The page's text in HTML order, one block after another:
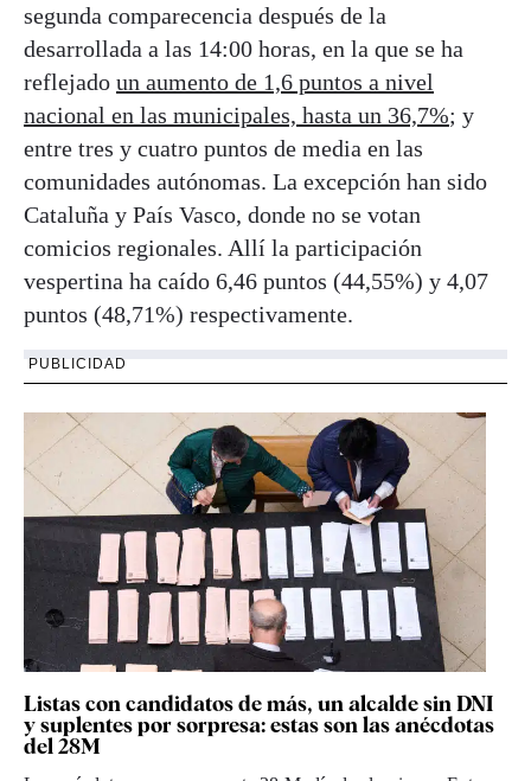
segunda comparecencia después de la
desarrollada a las 14:00 horas, en la que se ha
reflejado un aumento de 1,6 puntos a nivel
nacional en las municipales, hasta un 36,7%; y
entre tres y cuatro puntos de media en las
comunidades autónomas. La excepción han sido
Cataluña y País Vasco, donde no se votan
comicios regionales. Allí la participación
vespertina ha caído 6,46 puntos (44,55%) y 4,07
puntos (48,71%) respectivamente.
PUBLICIDAD
Listas con candidatos de más, un alcalde sin DNI
y suplentes por sorpresa: estas son las anécdotas
del 28M